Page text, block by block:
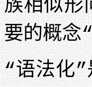
族相似形
要的概念
“语法化”